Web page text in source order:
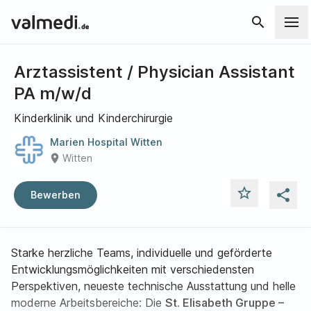
search
Arztassistent / Physician Assistant
PA m/w/d
Kinderklinik und Kinderchirurgie
Marien Hospital Witten
place Witten
Bewerben star_outline share
Starke herzliche Teams, individuelle und geförderte
Entwicklungsmöglichkeiten mit verschiedensten
Perspektiven, neueste technische Ausstattung und helle
moderne Arbeitsbereiche: Die St. Elisabeth Gruppe –